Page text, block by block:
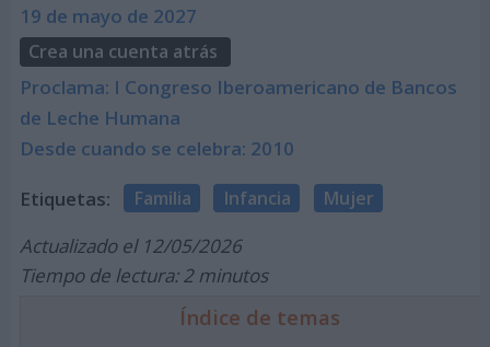
19 de mayo de 2027
Crea una cuenta atrás
Proclama: I Congreso Iberoamericano de Bancos
de Leche Humana
Desde cuando se celebra: 2010
Etiquetas: Familia Infancia Mujer
Actualizado el 12/05/2026
Tiempo de lectura: 2 minutos
Índice de temas